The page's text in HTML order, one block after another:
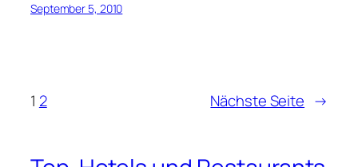
September 5, 2010
1 2 Nächste Seite →